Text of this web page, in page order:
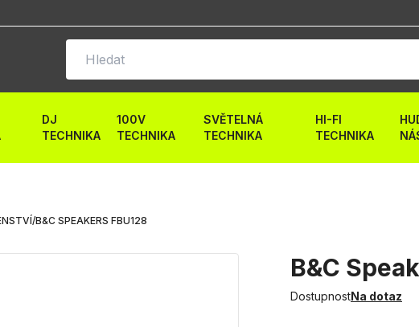
DJ
TECHNIKA
100V
TECHNIKA
SVĚTELNÁ
TECHNIKA
HI-FI
TECHNIKA
/B&C SPEAKERS FBU128
B&C
DostupnostNa dotaz